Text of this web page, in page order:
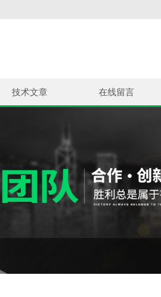
技术文章 在线留言